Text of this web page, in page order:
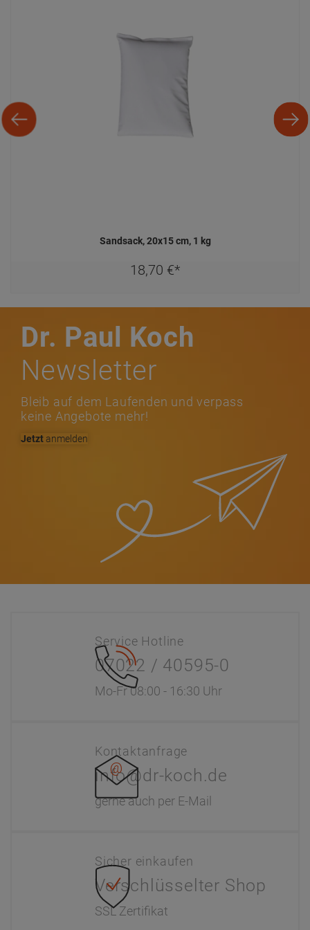
Sandsack, 20x15 cm, 1 kg
18,70 €*
Dr. Paul Koch
Newsletter
Bleib auf dem Laufenden und verpass
keine Angebote mehr!
Jetztanmelden
Service Hotline
07022 / 40595-0
Mo-Fr 08:00 - 16:30 Uhr
Kontaktanfrage
info@dr-koch.de
gerne auch per E-Mail
Sicher einkaufen
Verschlüsselter Shop
SSL Zertifikat